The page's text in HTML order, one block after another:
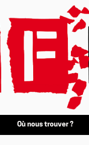
Où nous trouver ?